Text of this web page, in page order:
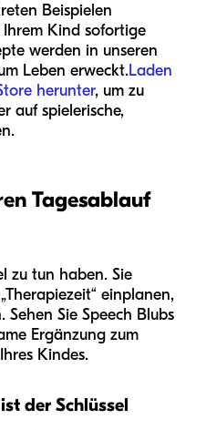
Beispielen
Kind sofortige
werden in unseren
Leben erweckt.Laden
herunter, um zu
auf spielerische,
Tagesablauf
zu tun haben. Sie
einplanen,
Sie Speech Blubs
Ergänzung zum
Kindes.
der Schlüssel